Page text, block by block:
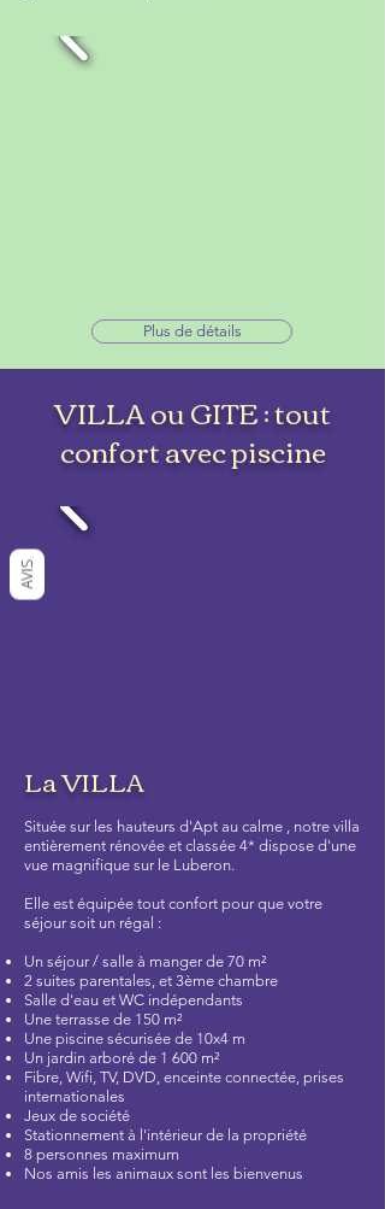
Plus de détails
VILLA ou GITE : tout
confort avec piscine
La VILLA
Située sur les hauteurs d'Apt au calme , notre villa
entièrement rénovée et classée 4* dispose d'une
vue magnifique sur le Luberon.
Elle est équipée tout confort pour que votre
séjour soit un régal :
Un séjour / salle à manger de 70 m²
2 suites parentales, et 3ème chambre
Salle d'eau et WC indépendants
Une terrasse de 150 m²
Une piscine sécurisée de 10x4 m
Un jardin arboré de 1 600 m²
Fibre, Wifi, TV, DVD, enceinte connectée, prises
internationales
Jeux de société
Stationnement à l'intérieur de la propriété
8 personnes maximum
Nos amis les animaux sont les bienvenus
AVIS